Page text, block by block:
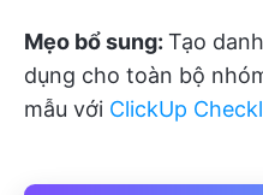
Mẹo bổ sung: Tạo
dụng cho toàn bộ
mẫu với ClickUp